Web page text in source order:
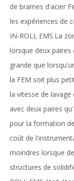
de brames d'acier
les expériences de
IN-ROLL EMS.La
lorsque deux
grande que
la FEM soit plus
la vitesse de
avec deux paires
pour la formation
coût de
moindres lorsque
structures de